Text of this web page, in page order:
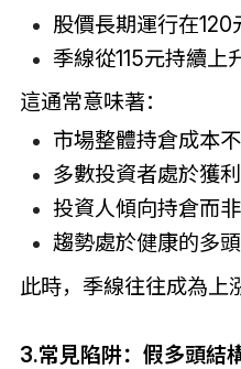
股價長期運行在120
季線從115元持續上
這通常意味著：
市場整體持倉成本
多數投資者處於獲
投資人傾向持倉而
趨勢處於健康的多
此時，季線往往成為上
3.常見陷阱：假多頭結